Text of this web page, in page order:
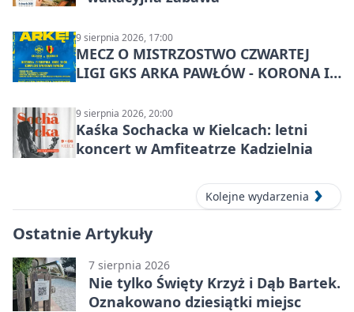
9 sierpnia 2026, 17:00
MECZ O MISTRZOSTWO CZWARTEJ
LIGI GKS ARKA PAWŁÓW - KORONA III
9 sierpnia 2026, 20:00
Kaśka Sochacka w Kielcach: letni
koncert w Amfiteatrze Kadzielnia
Kolejne wydarzenia
Ostatnie Artykuły
7 sierpnia 2026
Nie tylko Święty Krzyż i Dąb Bartek.
Oznakowano dziesiątki miejsc